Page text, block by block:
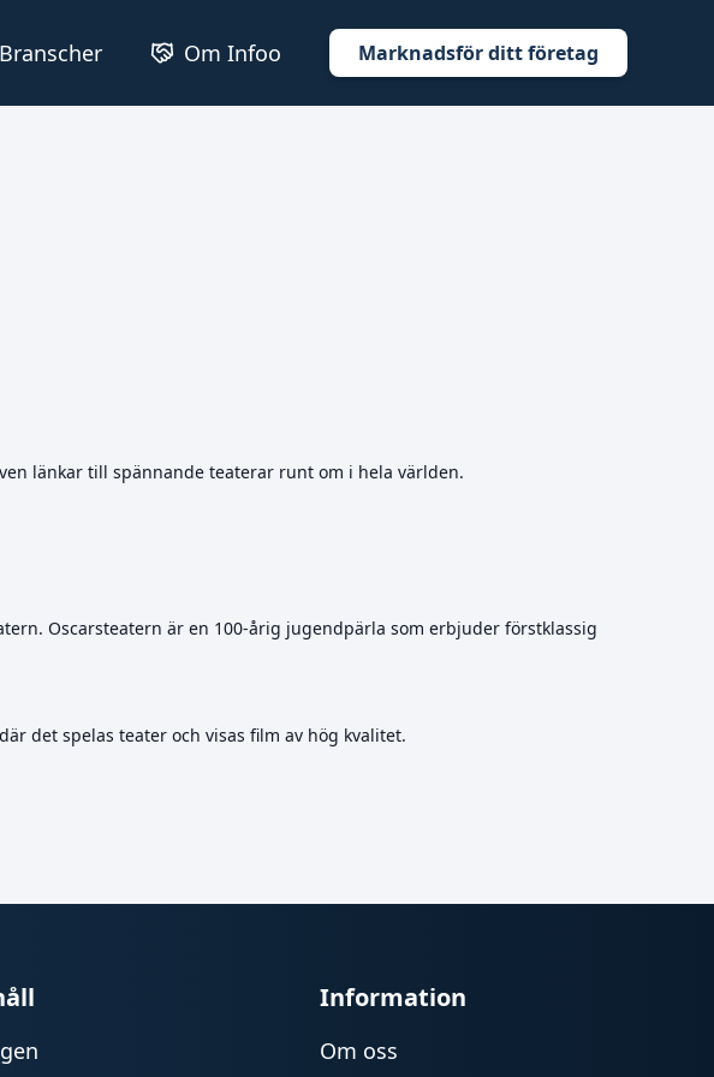
Branscher Om Infoo Marknadsför ditt företag
länkar till spännande teaterar runt om i hela världen.
Oscarsteatern är en 100-årig jugendpärla som erbjuder förstklassig
det spelas teater och visas film av hög kvalitet.
Information
Om oss